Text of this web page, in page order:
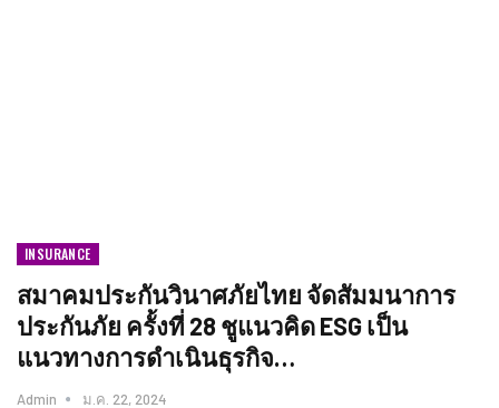
INSURANCE​
สมาคมประกันวินาศภัยไทย จัดสัมมนาการ
ประกันภัย ครั้งที่ 28 ชูแนวคิด ESG เป็น
แนวทางการดำเนินธุรกิจ…
Admin ม.ค. 22, 2024